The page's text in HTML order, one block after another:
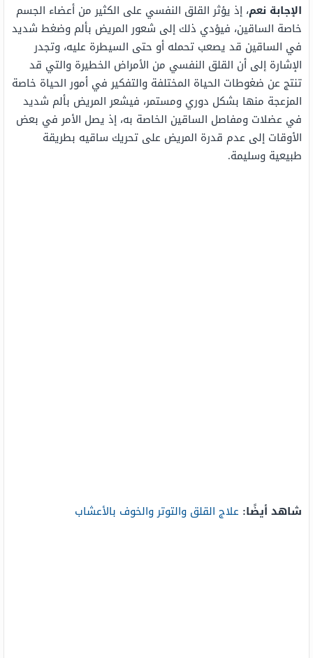
الإجابة نعم، إذ يؤثر القلق النفسي على الكثير من أعضاء الجسم
خاصة الساقين، فيؤدي ذلك إلى شعور المريض بألم وضغط شديد
في الساقين قد يصعب تحمله أو حتى السيطرة عليه، وتجدر
الإشارة إلى أن القلق النفسي من الأمراض الخطيرة والتي قد
تنتج عن ضغوطات الحياة المختلفة والتفكير في أمور الحياة خاصة
المزعجة منها بشكل دوري ومستمر، فيشعر المريض بألم شديد
في عضلات ومفاصل الساقين الخاصة به، إذ يصل الأمر في بعض
الأوقات إلى عدم قدرة المريض على تحريك ساقيه بطريقة
طبيعية وسليمة.
شاهد أيضًا: علاج القلق والتوتر والخوف بالأعشاب